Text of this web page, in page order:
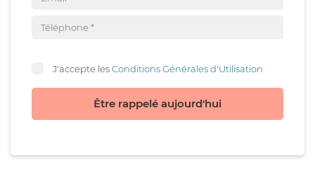
J'accepte lesConditions Générales d'Utilisation
Être rappelé aujourd'hui